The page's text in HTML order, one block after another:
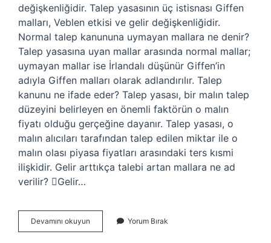
değişkenliğidir. Talep yasasının üç istisnası Giffen
malları, Veblen etkisi ve gelir değişkenliğidir.
Normal talep kanununa uymayan mallara ne denir?
Talep yasasına uyan mallar arasında normal mallar;
uymayan mallar ise İrlandalı düşünür Giffen’in
adıyla Giffen malları olarak adlandırılır. Talep
kanunu ne ifade eder? Talep yasası, bir malın talep
düzeyini belirleyen en önemli faktörün o malın
fiyatı olduğu gerçeğine dayanır. Talep yasası, o
malın alıcıları tarafından talep edilen miktar ile o
malın olası piyasa fiyatları arasındaki ters kısmi
ilişkidir. Gelir arttıkça talebi artan mallara ne ad
verilir? Gelir…
Devamını okuyun
Yasasına
Yorum Bırak